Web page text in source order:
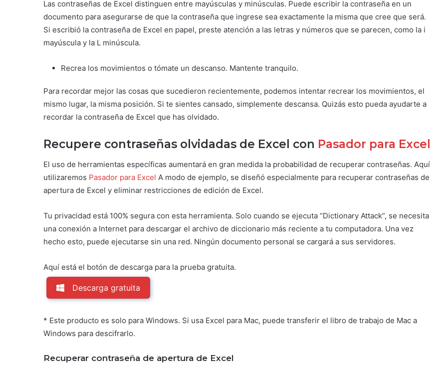
Las contraseñas de Excel distinguen entre mayúsculas y minúsculas. Puede escribir la contraseña en un
documento para asegurarse de que la contraseña que ingrese sea exactamente la misma que cree que será.
Si escribió la contraseña de Excel en papel, preste atención a las letras y números que se parecen, como la i
mayúscula y la L minúscula.
Recrea los movimientos o tómate un descanso. Mantente tranquilo.
Para recordar mejor las cosas que sucedieron recientemente, podemos intentar recrear los movimientos, el
mismo lugar, la misma posición. Si te sientes cansado, simplemente descansa. Quizás esto pueda ayudarte a
recordar la contraseña de Excel que has olvidado.
Recupere contraseñas olvidadas de Excel con Pasador para Excel
El uso de herramientas específicas aumentará en gran medida la probabilidad de recuperar contraseñas. Aquí
utilizaremos Pasador para Excel A modo de ejemplo, se diseñó especialmente para recuperar contraseñas de
apertura de Excel y eliminar restricciones de edición de Excel.
Tu privacidad está 100% segura con esta herramienta. Solo cuando se ejecuta “Dictionary Attack”, se necesita
una conexión a Internet para descargar el archivo de diccionario más reciente a tu computadora. Una vez
hecho esto, puede ejecutarse sin una red. Ningún documento personal se cargará a sus servidores.
Aquí está el botón de descarga para la prueba gratuita.
Descarga gratuita
* Este producto es solo para Windows. Si usa Excel para Mac, puede transferir el libro de trabajo de Mac a
Windows para descifrarlo.
Recuperar contraseña de apertura de Excel